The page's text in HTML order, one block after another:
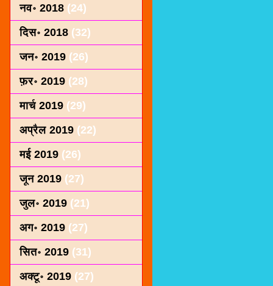
नव॰ 2018 (24)
दिस॰ 2018 (32)
जन॰ 2019 (26)
फ़र॰ 2019 (28)
मार्च 2019 (29)
अप्रैल 2019 (22)
मई 2019 (26)
जून 2019 (27)
जुल॰ 2019 (21)
अग॰ 2019 (27)
सित॰ 2019 (31)
अक्टू॰ 2019 (27)